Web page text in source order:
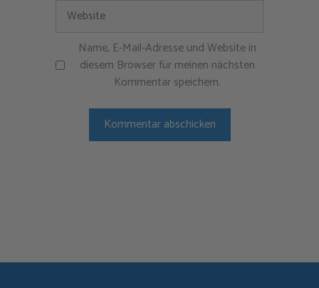
Name, E-Mail-Adresse und Website in
diesem Browser für meinen nächsten
Kommentar speichern.